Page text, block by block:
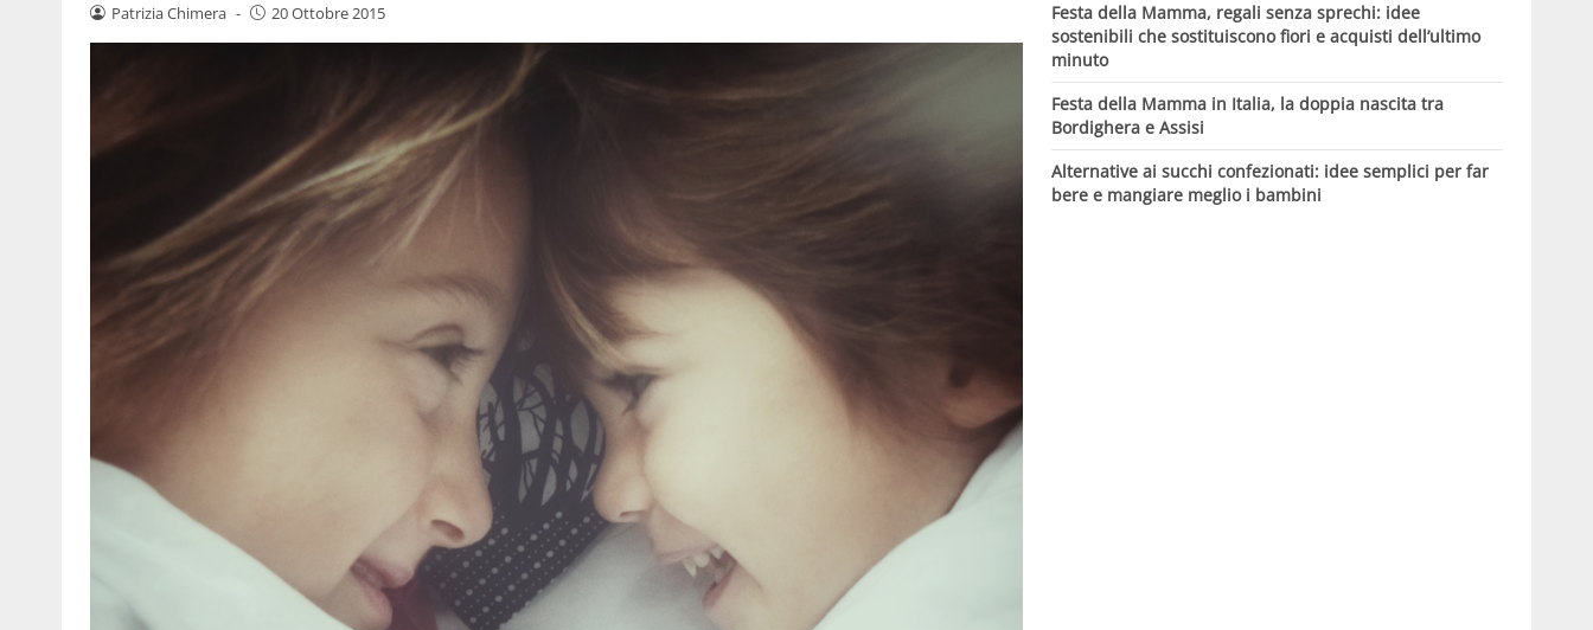
Patrizia Chimera - 20 Ottobre 2015
Festa della Mamma, regali senza sprechi: idee
sostenibili che sostituiscono fiori e acquisti dell’ultimo
minuto
Festa della Mamma in Italia, la doppia nascita tra
Bordighera e Assisi
Alternative ai succhi confezionati: idee semplici per far
bere e mangiare meglio i bambini